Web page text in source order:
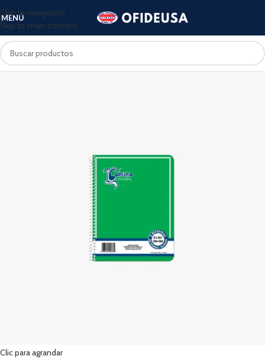
Skip to navigation
Skip to main content
MENÚ
Clic para agrandar